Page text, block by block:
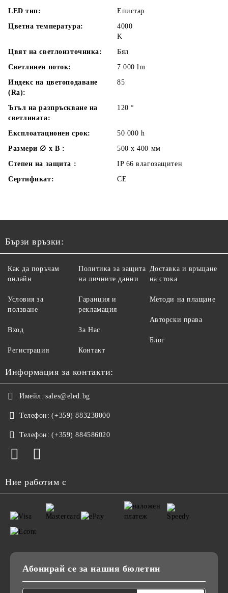
LED тип:
Епистар
Цветна температура:
4000
K
Цвят на светлоизточника:
Бял
Светлинен поток:
7 000lm
Индекс на цветоподаване
(Ra):
85
Ъгъл на разпръскване на
светлината:
120°
Експлоатационен срок: 50 000 h
Размери ∅ x В :
500 x 400 мм
Степен на защита :
IP 66 влагозащитен
Сертификат:
CE
Бързи връзки:
Как да поръчам
онлайн
Условия за
ползване
Вход
Регистрация
Политика за защита
на личните данни
Гаранция и
рекламация
За Нас
Контакт
Доставка и връщане
на стока
Методи на плащане
Авторски права
Блог
Информация за контакти:
Имейл: sales@eled.bg
Телефон: (+359) 883238000
Телефон: (+359) 884586020
Ние работим с
Абонирай се за нашия бюлетин